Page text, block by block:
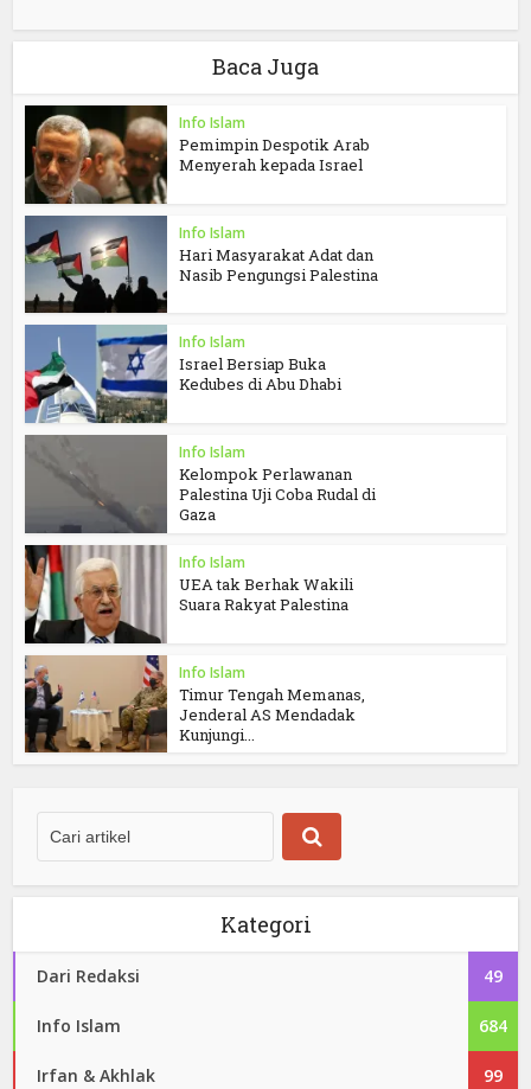
Baca Juga
Info Islam
Pemimpin Despotik Arab
Menyerah kepada Israel
Info Islam
Hari Masyarakat Adat dan
Nasib Pengungsi Palestina
Info Islam
Israel Bersiap Buka
Kedubes di Abu Dhabi
Info Islam
Kelompok Perlawanan
Palestina Uji Coba Rudal di
Gaza
Info Islam
UEA tak Berhak Wakili
Suara Rakyat Palestina
Info Islam
Timur Tengah Memanas,
Jenderal AS Mendadak
Kunjungi...
Kategori
Dari Redaksi 49
Info Islam 684
Irfan & Akhlak 99